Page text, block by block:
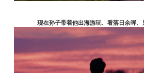
现在孙子带着他出海游玩、看落日余晖、